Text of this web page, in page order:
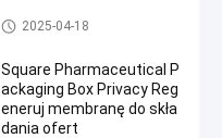
Opakowanie farmaceutyczne
2025-04-18
Square Pharmaceutical P
ackaging Box Privacy Reg
eneruj membranę do skła
dania ofert